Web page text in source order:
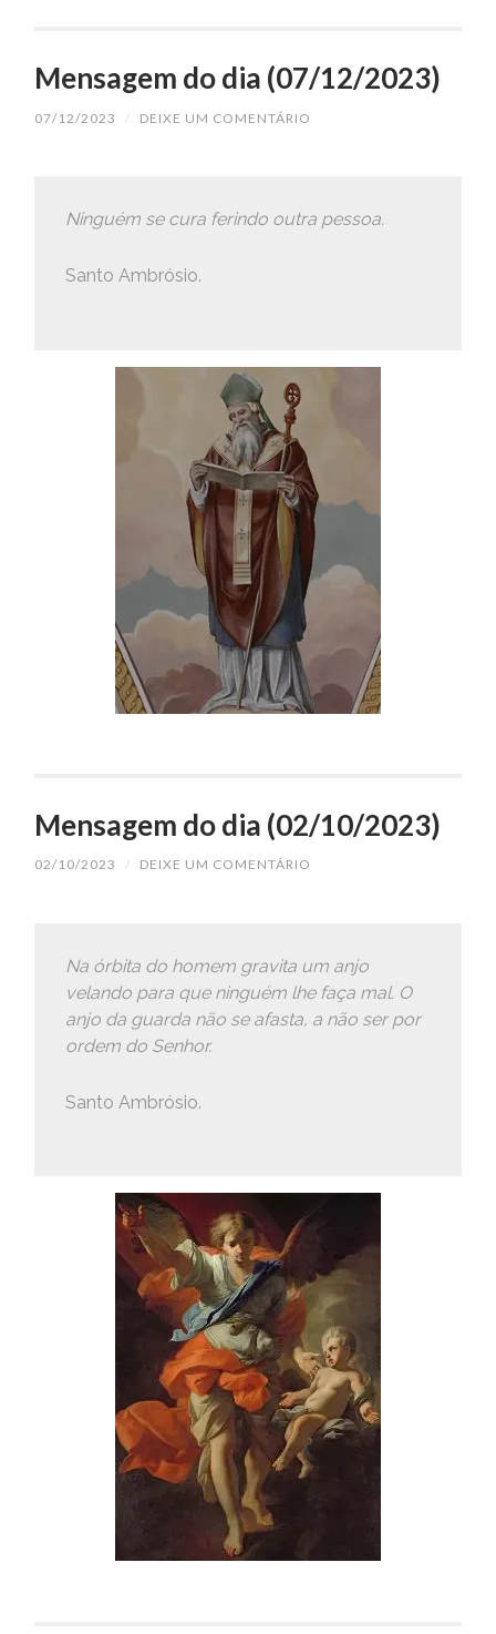
Mensagem do dia (07/12/2023)
07/12/2023 / DEIXE UM COMENTÁRIO
Ninguém se cura ferindo outra pessoa.
Santo Ambrósio.
Mensagem do dia (02/10/2023)
02/10/2023 / DEIXE UM COMENTÁRIO
Na órbita do homem gravita um anjo
velando para que ninguém lhe faça mal. O
anjo da guarda não se afasta, a não ser por
ordem do Senhor.
Santo Ambrósio.